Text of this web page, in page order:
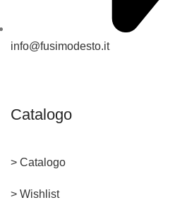
info@fusimodesto.it
Catalogo
> Catalogo
> Wishlist